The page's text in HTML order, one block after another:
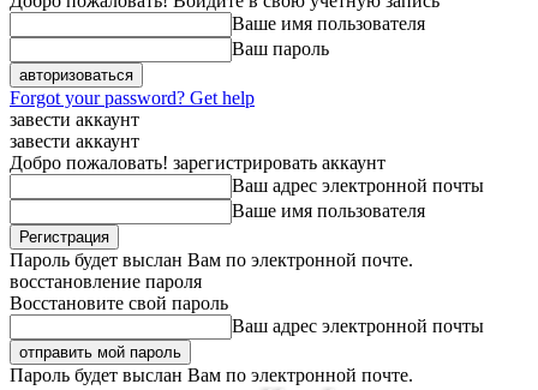
Ваше имя пользователя
Ваш пароль
Forgot your password? Get help
завести аккаунт
завести аккаунт
Добро пожаловать! зарегистрировать аккаунт
Ваш адрес электронной почты
Ваше имя пользователя
Пароль будет выслан Вам по электронной почте.
восстановление пароля
Восстановите свой пароль
Ваш адрес электронной почты
Пароль будет выслан Вам по электронной почте.